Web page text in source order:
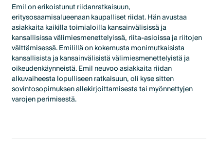
Emil on erikoistunut riidanratkaisuun,
eritysosaamisalueenaan kaupalliset riidat. Hän avustaa
asiakkaita kaikilla toimialoilla kansainvälisissä ja
kansallisissa välimiesmenettelyissä, riita-asioissa ja riitojen
välttämisessä. Emilillä on kokemusta monimutkaisista
kansallisista ja kansainvälisistä välimiesmenettelyistä ja
oikeudenkäynneistä. Emil neuvoo asiakkaita riidan
alkuvaiheesta lopulliseen ratkaisuun, oli kyse sitten
sovintosopimuksen allekirjoittamisesta tai myönnettyjen
varojen perimisestä.